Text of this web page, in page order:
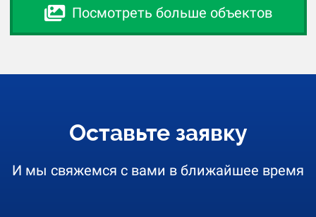
Посмотреть больше объектов
Оставьте заявку
И мы свяжемся с вами в ближайшее время